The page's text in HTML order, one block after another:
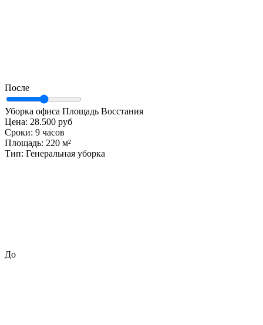
После
Уборка офиса Площадь Восстания
Цена: 28.500 руб
Сроки: 9 часов
Площадь: 220 м²
Тип: Генеральная уборка
До